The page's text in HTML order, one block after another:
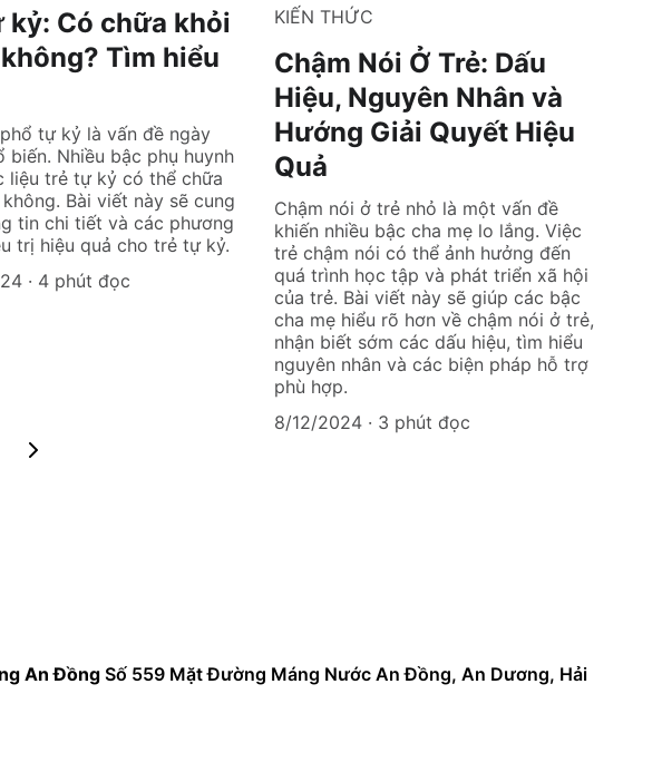
kỷ: Có chữa khỏi
Tìm hiểu
tự kỷ là vấn đề ngày
biến. Nhiều bậc phụ huynh
liệu trẻ tự kỷ có thể chữa
Bài viết này sẽ cung
tin chi tiết và các phương
trị hiệu quả cho trẻ tự kỷ.
4 phút đọc
KIẾN THỨC
Chậm Nói Ở Trẻ: Dấu
Hiệu, Nguyên Nhân và
Hướng Giải Quyết Hiệu
Quả
Chậm nói ở trẻ nhỏ là một vấn đề
khiến nhiều bậc cha mẹ lo lắng. Việc
trẻ chậm nói có thể ảnh hưởng đến
quá trình học tập và phát triển xã hội
của trẻ. Bài viết này sẽ giúp các bậc
cha mẹ hiểu rõ hơn về chậm nói ở trẻ,
nhận biết sớm các dấu hiệu, tìm hiểu
nguyên nhân và các biện pháp hỗ trợ
phù hợp.
8/12/2024
3 phút đọc
An Đồng Số 559 Mặt Đường Máng Nước An Đồng, An Dương, Hải